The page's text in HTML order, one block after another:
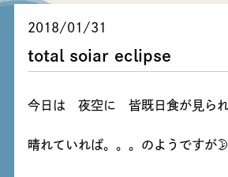
2018/01/31
total soiar eclipse
今日は 夜空に 皆既日食が見られ
晴れていれば。。。のようですが